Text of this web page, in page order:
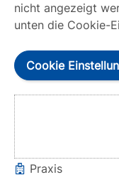
nicht angezeigt
unten die Cookie-
Cookie
Praxis